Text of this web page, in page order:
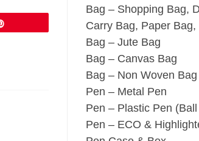
Bag – Shopping Bag,
Carry Bag, Paper Bag,
Bag – Jute Bag
Bag – Canvas Bag
Bag – Non Woven Bag
Pen – Metal Pen
Pen – Plastic Pen
Pen – ECO &